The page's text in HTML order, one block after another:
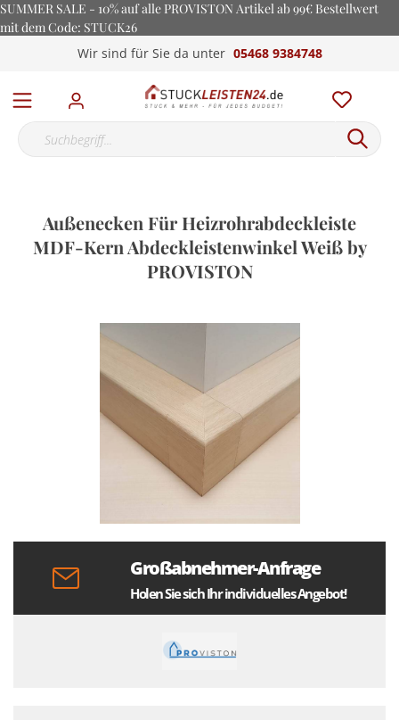
SUMMER SALE - 10% auf alle PROVISTON Artikel ab 99€ Bestellwert
mit dem Code: STUCK26
Wir sind für Sie da unter 05468 9384748
Außenecken Für Heizrohrabdeckleiste
MDF-Kern Abdeckleistenwinkel Weiß by
PROVISTON
Großabnehmer-Anfrage
Holen Sie sich Ihr individuelles Angebot!